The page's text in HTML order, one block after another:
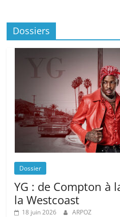
Dossiers
Dossier
YG : de Compton à
la Westcoast
18 juin 2026 ARPOZ